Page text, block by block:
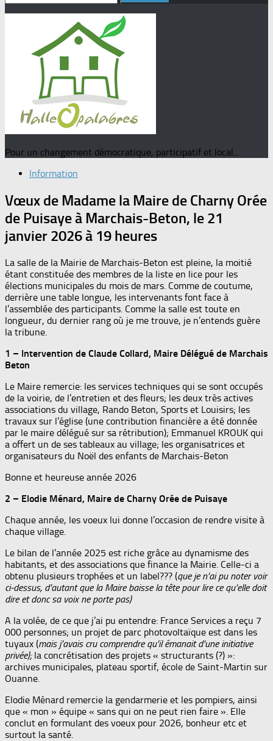
Pour un changement démocratique, participatif et local...
Information
Vœux de Madame la Maire de Charny Orée
de Puisaye à Marchais-Beton, le 21
janvier 2026 à 19 heures
La salle de la Mairie de Marchais-Beton est pleine, la moitié
étant constituée des membres de la liste en lice pour les
élections municipales du mois de mars. Comme de coutume,
derrière une table longue, les intervenants font face à
l’assemblée des participants. Comme la salle est toute en
longueur, du dernier rang où je me trouve, je n’entends guère
la tribune.
1 – Intervention de Claude Collard, Maire Délégué de Marchais
Beton
Le Maire remercie: les services techniques qui se sont occupés
de la voirie, de l’entretien et des fleurs; les deux très actives
associations du village, Rando Beton, Sports et Louisirs; les
travaux sur l’église (une contribution financière a été donnée
par le maire délégué sur sa rétribution); Emmanuel KROUK qui
a offert un de ses tableaux au village; les organisatrices et
organisateurs du Noël des enfants de Marchais-Beton
Bonne et heureuse année 2026
2 – Elodie Ménard, Maire de Charny Orée de Puisaye
Chaque année, les voeux lui donne l’occasion de rendre visite à
chaque village.
Le bilan de l’année 2025 est riche grâce au dynamisme des
habitants, et des associations que finance la Mairie. Celle-ci a
obtenu plusieurs trophées et un label??? (que je n’ai pu noter voir
ci-dessus, d’autant que la Maire baisse la tête pour lire ce qu’elle doit
dire et donc sa voix ne porte pas)
A la volée, de ce que j’ai pu entendre: France Services a reçu 7
000 personnes; un projet de parc photovoltaïque est dans les
tuyaux (mais j’avais cru comprendre qu’il émanait d’une initiative
privée);la concrétisation des projets « structurants (?) »:
archives municipales, plateau sportif, école de Saint-Martin sur
Ouanne.
Elodie Ménard remercie la gendarmerie et les pompiers, ainsi
que « mon » équipe « sans qui on ne peut rien faire ». Elle
conclut en formulant des voeux pour 2026, bonheur etc et
surtout la santé.